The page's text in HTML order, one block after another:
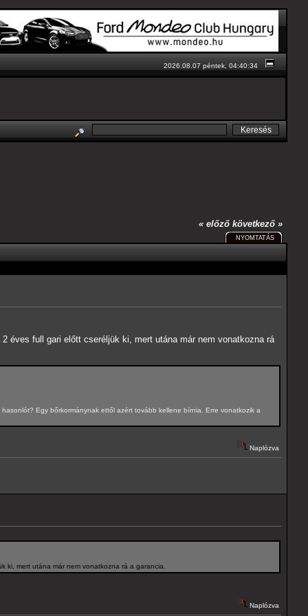
2026.08.07 péntek, 04:40:34
« előző következő »
NYOMTATÁS
éves full gari előtt cseréljük ki, mert utána már nem vonatkozna rá
Egy bőrkormánynak ettől azért tovább kellene bírnia. Erre vonatkozik a
Naplózva
ki, mert utána már nem vonatkozna rá a garancia.
Naplózva